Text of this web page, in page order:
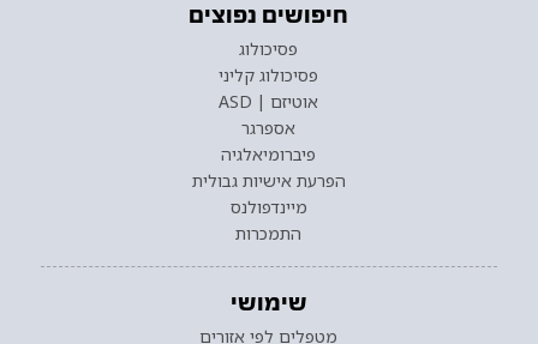
חיפושים נפוצים
פסיכולוג
פסיכולוג קליני
אוטיזם | ASD
אספרגר
פיברומיאלגיה
הפרעת אישיות גבולית
מיינדפולנס
התמכרות
שימושי
מטפלים לפי אזורים